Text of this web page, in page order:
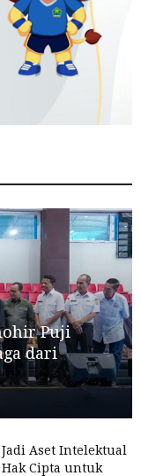
Puji
dari
Aset Intelektual
Hak Cipta untuk